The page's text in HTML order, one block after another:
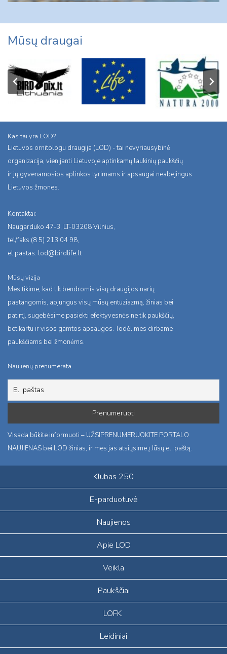
Mūsų draugai
Kas tai yra LOD?
Lietuvos ornitologu draugija (LOD) - tai nevyriausybinė
organizacija, vienijanti Lietuvoje aptinkamų laukinių paukščių
ir jų gyvenamosios aplinkos tyrimams ir apsaugai neabejingus
Lietuvos žmones.
Kontaktai:
Naugarduko 47-3, LT-03208 Vilnius,
tel/faks:(8 5) 213 04 98,
el.pastas: lod@birdlife.lt
Mūsų vizija
Mes tikime, kad tik bendromis visų draugijos narių
pastangomis, apjungus visų mūsų entuziazmą, žinias bei
patirtį, sugebėsime pasiekti efektyvesnės ne tik paukščių,
bet kartu ir visos gamtos apsaugos. Todėl mes dirbame
paukščiams bei žmonėms.
Naujienų prenumerata
Visada būkite informuoti – UŽSIPRENUMERUOKITE PORTALO
NAUJIENAS bei LOD žinias, ir mes jas atsiųsime į Jūsų el. paštą.
Klubas 250
E-parduotuvė
Naujienos
Apie LOD
Veikla
Paukščiai
LOFK
Leidiniai